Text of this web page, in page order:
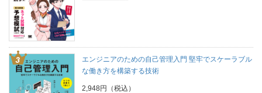
エンジニアのための自己管理入門 堅牢でスケーラブル
な働き方を構築する技術
2,948円（税込）